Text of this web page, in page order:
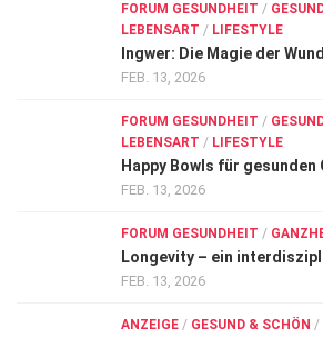
FORUM GESUNDHEIT /
LEBENSART / LIFESTYLE
Ingwer: Die Magie der
FEB. 13, 2026
FORUM GESUNDHEIT /
LEBENSART / LIFESTYLE
Happy Bowls für gesunden
FEB. 13, 2026
FORUM GESUNDHEIT /
Longevity – ein
FEB. 13, 2026
ANZEIGE / GESUND & SCHÖN /